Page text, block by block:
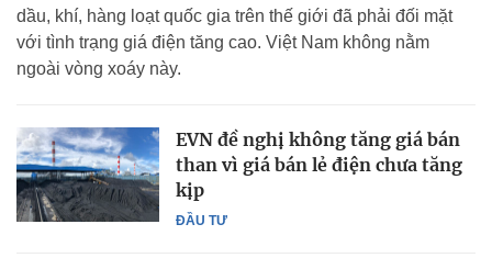
dầu, khí, hàng loạt quốc gia trên thế giới đã phải đối mặt
với tình trạng giá điện tăng cao. Việt Nam không nằm
ngoài vòng xoáy này.
ĐẦU TƯ
EVN đề nghị không tăng giá bán
than vì giá bán lẻ điện chưa tăng
kịp